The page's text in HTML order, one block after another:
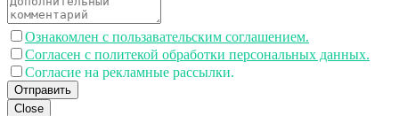
Ознакомлен с пользавательским соглашением.
Согласен с политекой обработки персональных данных.
Согласие на рекламные рассылки.
Отправить
Close